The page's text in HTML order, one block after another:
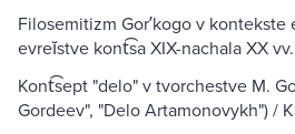
Filosemitizm Gorʹkogo v
evreĭstve kont͡sa XIX-nachala XX
Kont͡sept "delo" v tvorchestve M.
Gordeev", "Delo Artamonovykh") /